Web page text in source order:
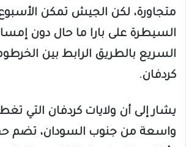
متجاورة، لكن الجيش تمكن
السيطرة على بارا ما حال دون
السريع بالطريق الرابط بين
كردفان.
يشار إلى أن ولايات كردفان التي
واسعة من جنوب السودان، تضم